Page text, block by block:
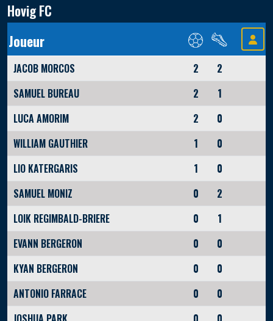
Hovig FC
Joueur
JACOB MORCOS 2
2
SAMUEL BUREAU
2
1
LUCA AMORIM
2
0
WILLIAM GAUTHIER
1
0
LIO KATERGARIS
1
0
SAMUEL MONIZ
0
2
LOIK REGIMBALD-BRIERE
0
1
EVANN BERGERON
0
0
KYAN BERGERON
0
0
ANTONIO FARRACE
0
0